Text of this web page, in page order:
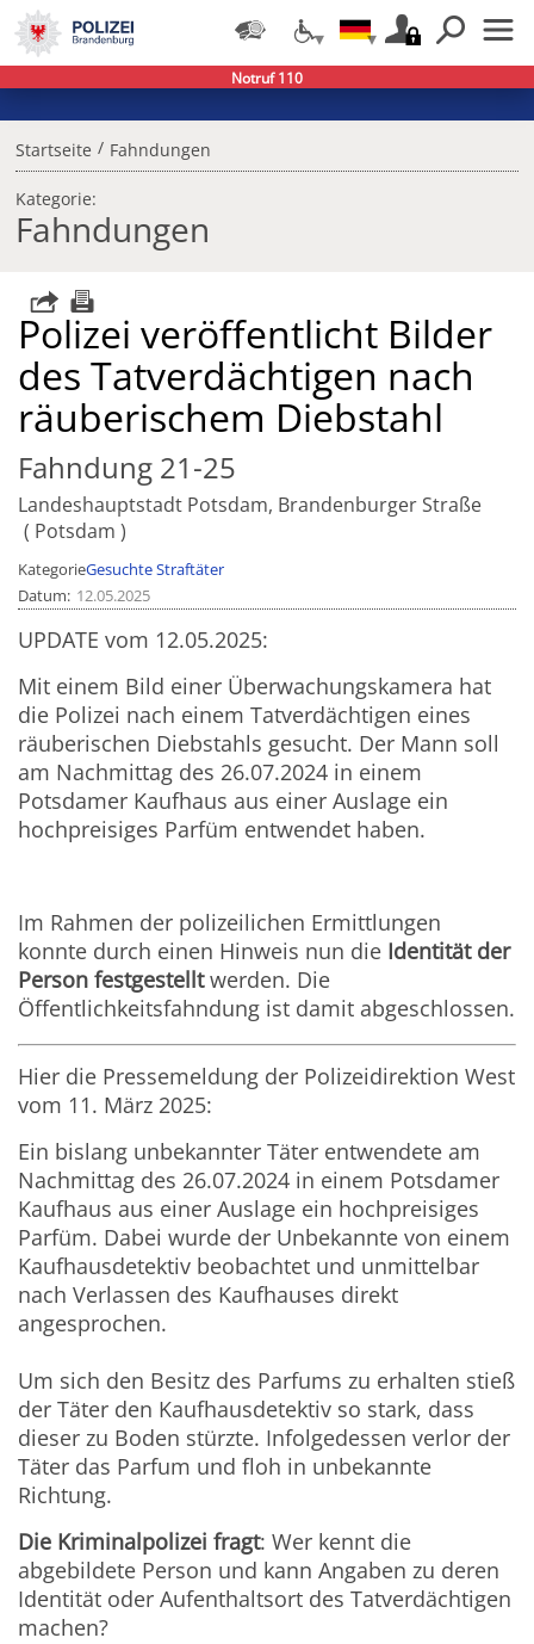
Startseite / Fahndungen
Kategorie:
Fahndungen
Polizei veröffentlicht Bilder
des Tatverdächtigen nach
räuberischem Diebstahl
Fahndung 21-25
Landeshauptstadt Potsdam, Brandenburger Straße
Potsdam
KategorieGesuchte Straftäter
Datum 12.05.2025
UPDATE vom 12.05.2025:
Mit einem Bild einer Überwachungskamera hat
die Polizei nach einem Tatverdächtigen eines
räuberischen Diebstahls gesucht. Der Mann soll
am Nachmittag des 26.07.2024 in einem
Potsdamer Kaufhaus aus einer Auslage ein
hochpreisiges Parfüm entwendet haben.
Im Rahmen der polizeilichen Ermittlungen
konnte durch einen Hinweis nun die Identität der
Person festgestelltwerden. Die
Öffentlichkeitsfahndung ist damit abgeschlossen.
Hier die Pressemeldung der Polizeidirektion West
vom 11. März 2025:
Ein bislang unbekannter Täter entwendete am
Nachmittag des 26.07.2024 in einem Potsdamer
Kaufhaus aus einer Auslage ein hochpreisiges
Parfüm. Dabei wurde der Unbekannte von einem
Kaufhausdetektiv beobachtet und unmittelbar
nach Verlassen des Kaufhauses direkt
angesprochen.
Um sich den Besitz des Parfums zu erhalten stieß
der Täter den Kaufhausdetektiv so stark, dass
dieser zu Boden stürzte. Infolgedessen verlor der
Täter das Parfum und floh in unbekannte
Richtung.
Die Kriminalpolizei fragt: Wer kennt die
abgebildete Person und kann Angaben zu deren
Identität oder Aufenthaltsort des Tatverdächtigen
machen?
Notruf 110